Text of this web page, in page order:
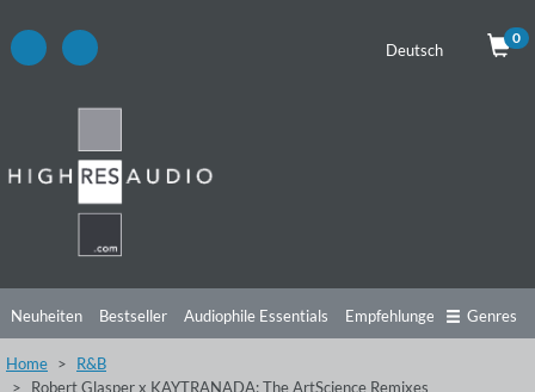
Deutsch
0
Neuheiten Bestseller Audiophile Essentials Empfehlungen
Hörtipps Top Alben
Genres
Home
R&B
Robert Glasper x KAYTRANADA: The ArtScience Remixes